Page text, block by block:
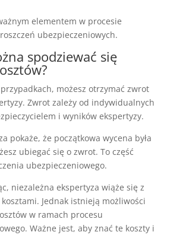
elementem w procesie
ubezpieczeniowych.
spodziewać się
możesz otrzymać zwrot
Zwrot zależy od indywidualnych
i wyników ekspertyzy.
pokaże, że początkowa wycena była
ubiegać się o zwrot. To część
ubezpieczeniowego.
niezależna ekspertyza wiąże się z
Jednak istnieją możliwości
w ramach procesu
Ważne jest, aby znać te koszty i